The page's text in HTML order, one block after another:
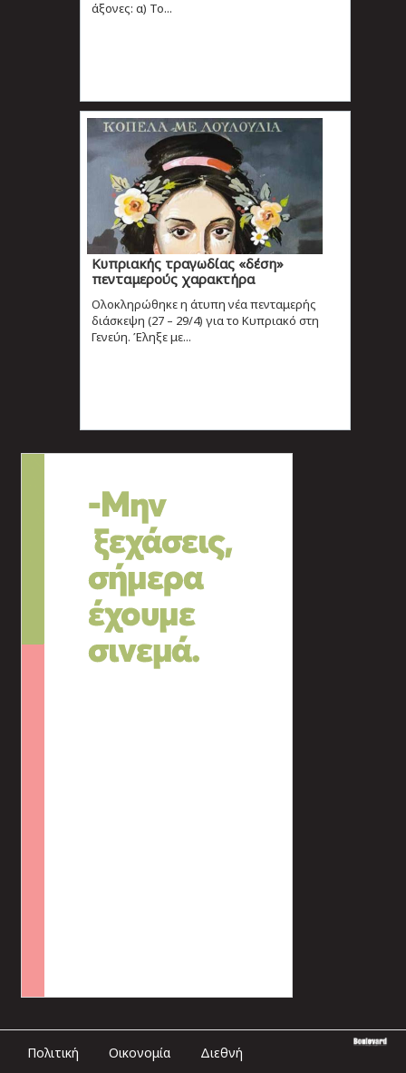
άξονες: α) Το...
Κυπριακής τραγωδίας «δέση»
πενταμερούς χαρακτήρα
Ολοκληρώθηκε η άτυπη νέα πενταμερής
διάσκεψη (27 – 29/4) για το Κυπριακό στη
Γενεύη. Έληξε με...
Πολιτική Οικονομία
Διεθνή